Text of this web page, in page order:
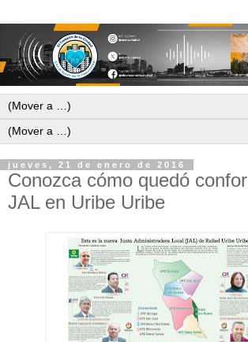
jueves, 21 de enero de 2016
Conozca cómo quedó
JAL en Uribe Uribe